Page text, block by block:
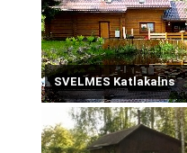
SVELMES Katlakalns